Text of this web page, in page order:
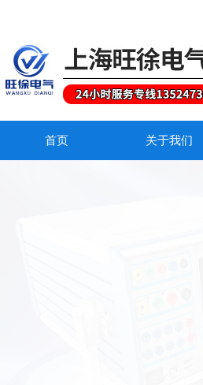
首页 关于我们